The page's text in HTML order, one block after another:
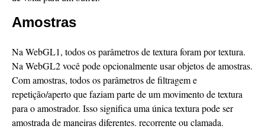
Amostras
Na WebGL1, todos os parâmetros de textura foram por textura.
Na WebGL2 você pode opcionalmente usar objetos de amostras.
Com amostras, todos os parâmetros de filtragem e
repetição/aperto que faziam parte de um movimento de textura
para o amostrador. Isso significa uma única textura pode ser
amostrada de maneiras diferentes. recorrente ou clamada.